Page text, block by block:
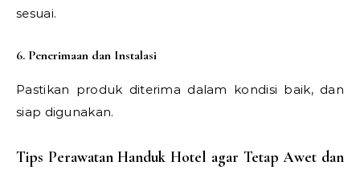
sesuai.
6. Penerimaan dan Instalasi
Pastikan produk diterima dalam kondisi baik, dan
siap digunakan.
Tips Perawatan Handuk Hotel agar Tetap Awet dan